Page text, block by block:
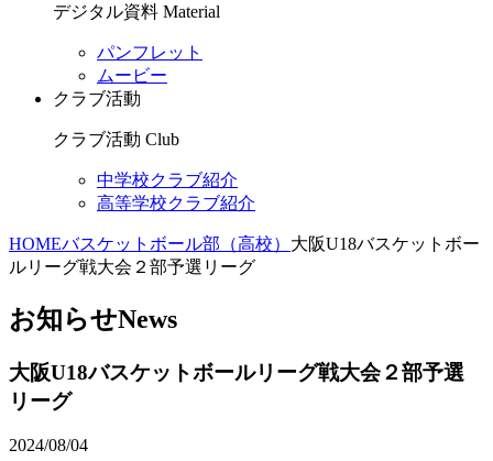
デジタル資料 Material
パンフレット
ムービー
クラブ活動
クラブ活動 Club
中学校クラブ紹介
高等学校クラブ紹介
HOMEバスケットボール部（高校） 大阪U18バスケットボー
ルリーグ戦大会２部予選リーグ
お知らせNews
大阪U18バスケットボールリーグ戦大会２部予選
リーグ
2024/08/04